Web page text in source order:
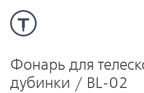
Фонарь для
дубинки / BL-02